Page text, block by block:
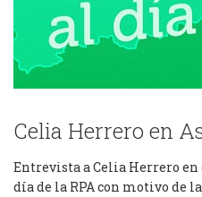
Celia Herrero en
Entrevista a Celia Herrero
día de la RPA con motivo de